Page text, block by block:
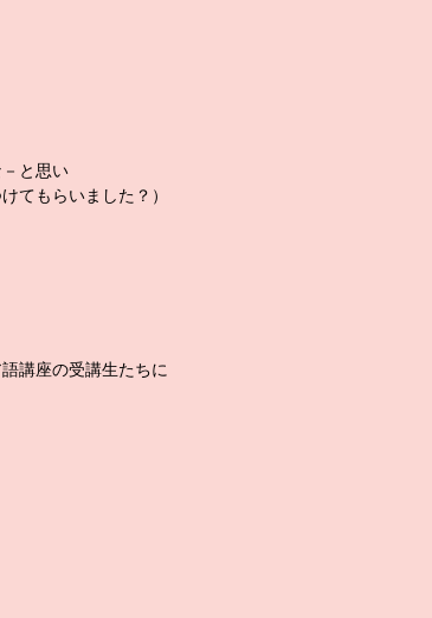
と思い
てもらいました？）
講座の受講生たちに